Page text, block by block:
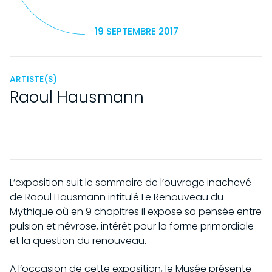
19 SEPTEMBRE 2017
ARTISTE(S)
Raoul Hausmann
L’exposition suit le sommaire de l’ouvrage inachevé
de Raoul Hausmann intitulé Le Renouveau du
Mythique où en 9 chapitres il expose sa pensée entre
pulsion et névrose, intérêt pour la forme primordiale
et la question du renouveau.
A l’occasion de cette exposition, le Musée présente